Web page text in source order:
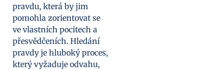
pravdu, která by jim
pomohla zorientovat se
ve vlastních pocitech a
přesvědčeních. Hledání
pravdy je hluboký proces,
který vyžaduje odvahu,